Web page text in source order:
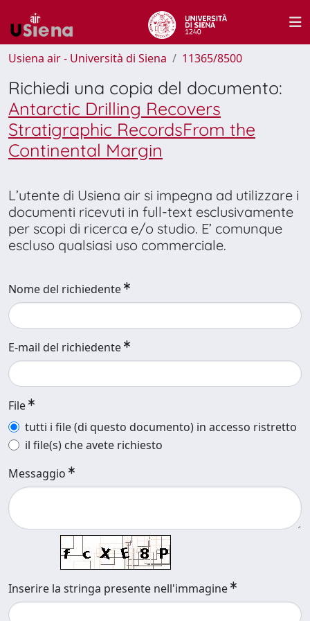
Usiena air - Università di Siena 11365/8500
Richiedi una copia del documento:
Antarctic Drilling Recovers
Stratigraphic RecordsFrom the
Continental Margin
L’utente di Usiena air si impegna ad utilizzare i
documenti ricevuti in full-text esclusivamente
per scopi di ricerca e/o studio. E’ comunque
escluso qualsiasi uso commerciale.
Nome del richiedente
E-mail del richiedente
File
tutti i file (di questo documento) in accesso ristretto
il file(s) che avete richiesto
Messaggio
Inserire la stringa presente nell'immagine